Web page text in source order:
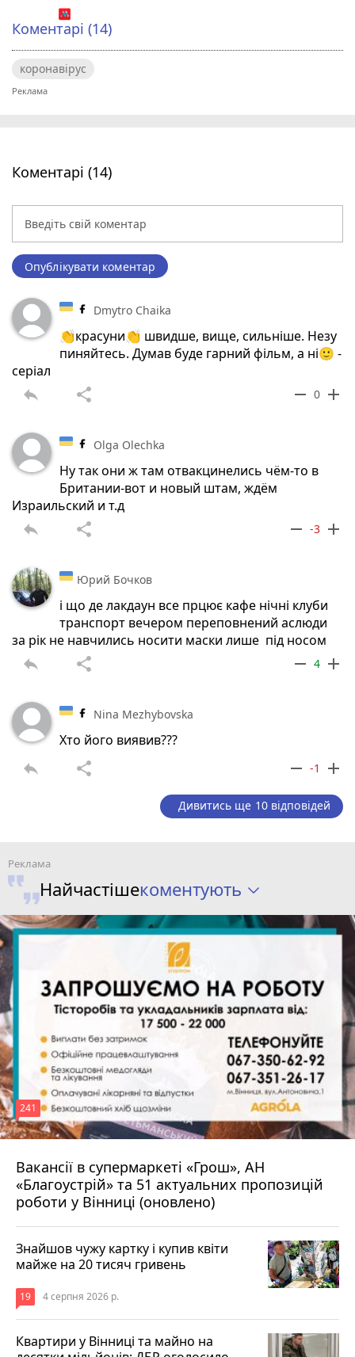
Коментарі (14)
коронавірус
Коментарі (14)
Опублікувати коментар
Dmytro Chaika
👏красуни👏 швидше, вище, сильніше. Незу
пиняйтесь. Думав буде гарний фільм, а ні🙂 -
серіал
reply share remove 0 add
Olga Olechka
Ну так они ж там отвакцинелись чём-то в
Британии-вот и новый штам, ждём
Израильский и т.д
reply share remove -3 add
Юрий Бочков
і що де лакдаун все прцює кафе нічні клуби
транспорт вечером переповнений аслюди
за рік не навчились носити маски лише під носом
reply share remove 4 add
Nina Mezhybovska
Хто його виявив???
reply share remove -1 add
Дивитись ще 10 відповідей
Найчастішекоментують
Вакансії в супермаркеті «Грош», АН
«Благоустрій» та 51 актуальних пропозицій
роботи у Вінниці (оновлено)
241
4 серпня 2026 р.
Знайшов чужу картку і купив квіти
майже на 20 тисяч гривень
19 4 серпня 2026 р.
Квартири у Вінниці та майно на